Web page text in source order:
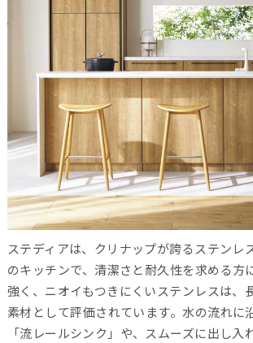
ステディアは、クリナップが誇るステンレ
のキッチンで、清潔さと耐久性を求める方
強く、ニオイもつきにくいステンレスは、
素材として評価されています。水の流れに
「流レールシンク」や、スムーズに出し入